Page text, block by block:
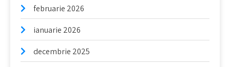
februarie 2026
ianuarie 2026
decembrie 2025